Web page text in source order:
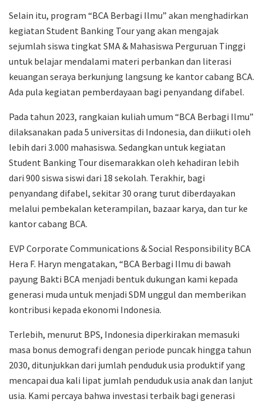
Selain itu, program “BCA Berbagi Ilmu” akan menghadirkan
kegiatan Student Banking Tour yang akan mengajak
sejumlah siswa tingkat SMA & Mahasiswa Perguruan Tinggi
untuk belajar mendalami materi perbankan dan literasi
keuangan seraya berkunjung langsung ke kantor cabang BCA.
Ada pula kegiatan pemberdayaan bagi penyandang difabel.
Pada tahun 2023, rangkaian kuliah umum “BCA Berbagi Ilmu”
dilaksanakan pada 5 universitas di Indonesia, dan diikuti oleh
lebih dari 3.000 mahasiswa. Sedangkan untuk kegiatan
Student Banking Tour disemarakkan oleh kehadiran lebih
dari 900 siswa siswi dari 18 sekolah. Terakhir, bagi
penyandang difabel, sekitar 30 orang turut diberdayakan
melalui pembekalan keterampilan, bazaar karya, dan tur ke
kantor cabang BCA.
EVP Corporate Communications & Social Responsibility BCA
Hera F. Haryn mengatakan, “BCA Berbagi Ilmu di bawah
payung Bakti BCA menjadi bentuk dukungan kami kepada
generasi muda untuk menjadi SDM unggul dan memberikan
kontribusi kepada ekonomi Indonesia.
Terlebih, menurut BPS, Indonesia diperkirakan memasuki
masa bonus demografi dengan periode puncak hingga tahun
2030, ditunjukkan dari jumlah penduduk usia produktif yang
mencapai dua kali lipat jumlah penduduk usia anak dan lanjut
usia. Kami percaya bahwa investasi terbaik bagi generasi